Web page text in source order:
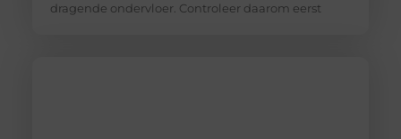
dragende ondervloer. Controleer daarom eerst